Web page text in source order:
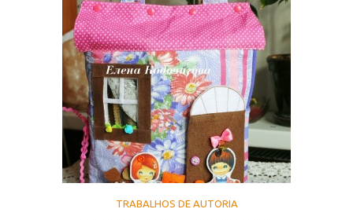
TRABALHOS DE AUTORIA